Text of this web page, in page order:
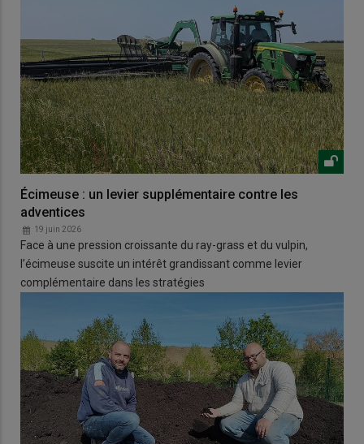
Écimeuse : un levier supplémentaire contre les
adventices
19 juin 2026
Face à une pression croissante du ray-grass et du vulpin,
l’écimeuse suscite un intérêt grandissant comme levier
complémentaire dans les stratégies